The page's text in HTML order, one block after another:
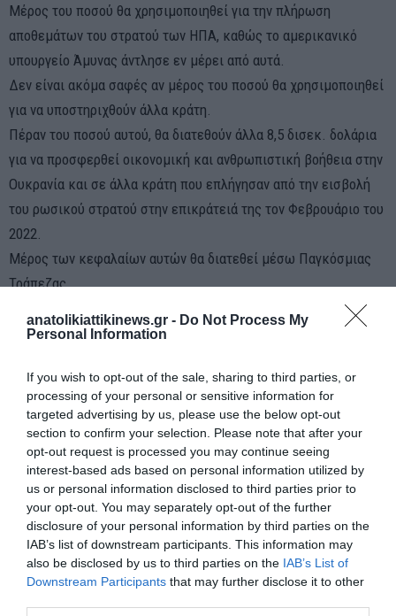
anatolikiattikinews.gr - Do Not Process My
Personal Information
If you wish to opt-out of the sale, sharing to third parties, or
processing of your personal or sensitive information for
targeted advertising by us, please use the below opt-out
section to confirm your selection. Please note that after your
opt-out request is processed you may continue seeing
interest-based ads based on personal information utilized by
us or personal information disclosed to third parties prior to
your opt-out. You may separately opt-out of the further
disclosure of your personal information by third parties on the
IAB’s list of downstream participants. This information may
also be disclosed by us to third parties on the IAB’s List of
Downstream Participants that may further disclose it to other
Μέρος του ποσού θα χρησιμοποιηθεί για την πλήρωση
αποθεμάτων του στρατού των ΗΠΑ, καθώς το αμερικανικό
υπουργείο Άμυνας άντλησε εν μέρει από αυτά.
Δεν είναι ακόμα σαφές αν μέρος του ποσού θα χρησιμοποιηθεί
για να υποστηριχθούν άλλα κράτη.
Πέραν του ποσού αυτού, θα διατεθούν άλλα 8,5 δισεκ. δολάρια
για να προσφερθεί οικονομική και ανθρωπιστική βοήθεια στην
Ουκρανία και σε άλλα κράτη που επλήγησαν από την εισβολή
του ρωσικού στρατού στην επικράτειά της τον Φεβρουάριο του
2022.
Μέρος των κεφαλαίων αυτών θα διατεθεί μέσω Παγκόσμιας
Τράπεζας.
bankingnews.gr
Αυτό είναι το αμφίβιο αυτοκίνητο που οργώνει τα ελληνικά
νησιά.Η νέα εμφάνιση στην Πάρο
ΕΠΌΜΕΝΗ ΑΝΆΡΤΗΣΗ
Ελαιόλαδο:.Οι παρατεταμένοι καύσωνες πλήττουν την
παραγωγή.